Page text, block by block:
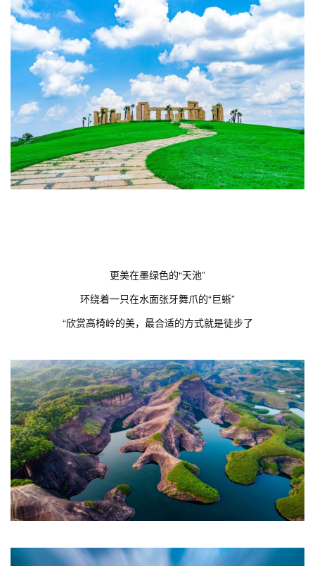
更美在墨绿色的“天池”
环绕着一只在水面张牙舞爪的“巨蜥”
“欣赏高椅岭的美，最合适的方式就是徒步了